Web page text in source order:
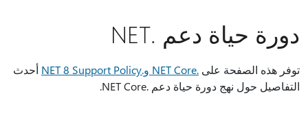
دورة حياة دعم .NET
توفر هذه الصفحة على .NET Core و.NET 8 Support Policy
أحدث
التفاصيل حول نهج دورة حياة دعم .NET Core.